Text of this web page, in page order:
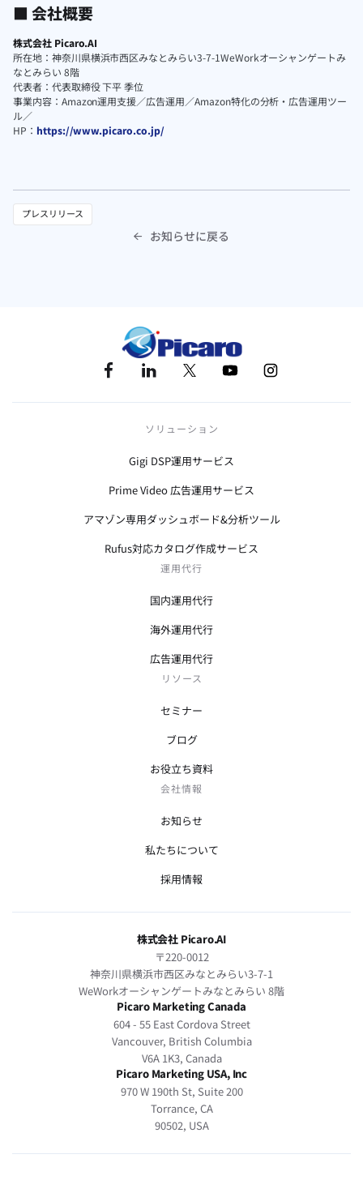
■ 会社概要
株式会社 Picaro.AI
所在地：神奈川県横浜市西区みなとみらい3-7-1WeWorkオーシャンゲートみ
なとみらい 8階
代表者：代表取締役 下平 季位
事業内容：Amazon運用支援／広告運用／Amazon特化の分析・広告運用ツー
ル／
HP： https://www.picaro.co.jp/
プレスリリース
 お知らせに戻る
ソリューション
Gigi DSP運用サービス
Prime Video 広告運用サービス
アマゾン専用ダッシュボード&分析ツール
Rufus対応カタログ作成サービス
運用代行
国内運用代行
海外運用代行
広告運用代行
リソース
セミナー
ブログ
お役立ち資料
会社情報
お知らせ
私たちについて
採用情報
株式会社 Picaro.AI
〒220-0012
神奈川県横浜市西区みなとみらい3-7-1
WeWorkオーシャンゲートみなとみらい 8階
Picaro Marketing Canada
604 - 55 East Cordova Street
Vancouver, British Columbia
V6A 1K3, Canada
Picaro Marketing USA, Inc
970 W 190th St, Suite 200
Torrance, CA
90502, USA